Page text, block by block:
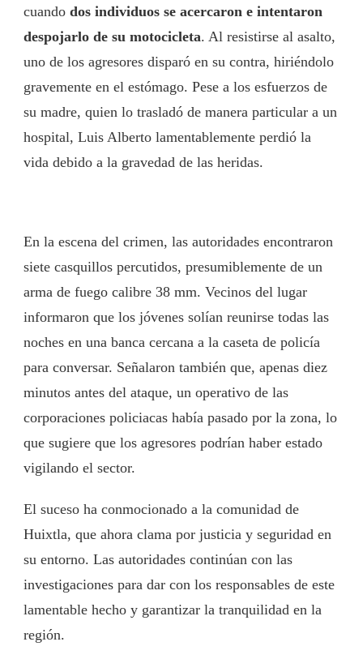
cuando dos individuos se acercaron e intentaron
despojarlo de su motocicleta. Al resistirse al asalto,
uno de los agresores disparó en su contra, hiriéndolo
gravemente en el estómago. Pese a los esfuerzos de
su madre, quien lo trasladó de manera particular a un
hospital, Luis Alberto lamentablemente perdió la
vida debido a la gravedad de las heridas.
En la escena del crimen, las autoridades encontraron
siete casquillos percutidos, presumiblemente de un
arma de fuego calibre 38 mm. Vecinos del lugar
informaron que los jóvenes solían reunirse todas las
noches en una banca cercana a la caseta de policía
para conversar. Señalaron también que, apenas diez
minutos antes del ataque, un operativo de las
corporaciones policiacas había pasado por la zona, lo
que sugiere que los agresores podrían haber estado
vigilando el sector.
El suceso ha conmocionado a la comunidad de
Huixtla, que ahora clama por justicia y seguridad en
su entorno. Las autoridades continúan con las
investigaciones para dar con los responsables de este
lamentable hecho y garantizar la tranquilidad en la
región.